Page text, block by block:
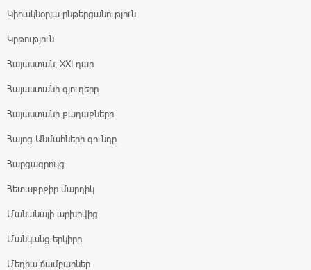
Կիրակնօրյա ընթերցանություն
Կրթություն
Հայաստան, XXI դար
Հայաստանի գյուղերը
Հայաստանի քաղաքները
Հայոց Անմահների գունդը
Հարցազրույց
Հետաքրքիր մարդիկ
Մանանայի արխիվից
Մանկանց երկիրը
Մեդիա ճամբարներ